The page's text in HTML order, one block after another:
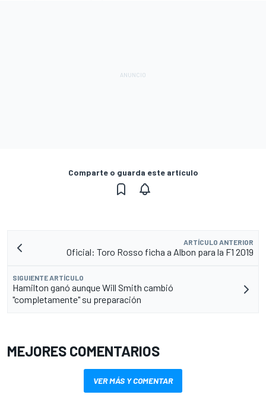
Comparte o guarda este artículo
ARTÍCULO ANTERIOR
Oficial: Toro Rosso ficha a Albon para la F1 2019
SIGUIENTE ARTÍCULO
Hamilton ganó aunque Will Smith cambió
"completamente" su preparación
MEJORES COMENTARIOS
VER MÁS Y COMENTAR